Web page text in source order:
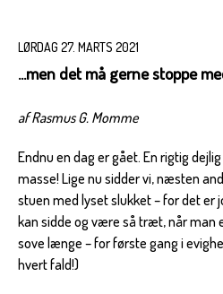
LØRDAG 27. MARTS 2021
...men det må gerne stoppe
af Rasmus G. Momme
Endnu en dag er gået. En rigtig
masse! Lige nu sidder vi, næsten
stuen med lyset slukket – for det er
kan sidde og være så træt, når man
sove længe – for første gang i
hvert fald!)